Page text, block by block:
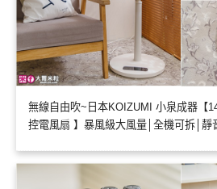
無線自由吹~日本KOIZUMI 小泉成器【
控電風扇 】暴風級大風量│全機可拆│靜